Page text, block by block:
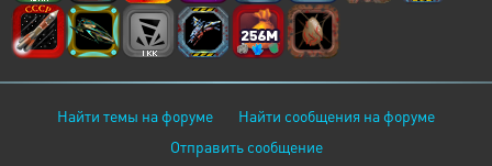
Найти темы на форуме
Найти сообщения на форуме
Отправить сообщение